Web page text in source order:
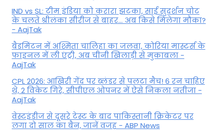
IND vs SL: टीम इंड‍िया को करारा झटका, साई सुदर्शन चोट
के चलते श्रीलंका सीरीज से बाहर... अब किसे म‍िलेगा मौका?
- AajTak
बैडमिंटन में अश्मिता चालिहा का जलवा, कोरिया मास्टर्स के
फाइनल में ली एंट्री, अब चीनी खिलाड़ी से मुकाबला -
AajTak
CPL 2026: आखिरी गेंद पर ब्लंडर से पलटा मैच! 6 रन चाहिए
थे, 2 विकेट गिरे, सीपीएल ओपनर में ऐसे न‍िकला नतीजा -
AajTak
वेस्टइंडीज से दूसरे टेस्ट के बाद पाकिस्तानी क्रिकेटर पर
लगा दो साल का बैन, जानें वजह - ABP News